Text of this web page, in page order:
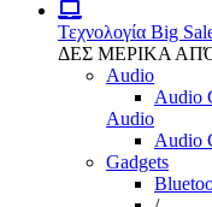
Τεχνολογία Big
ΔΕΣ ΜΕΡΙΚΑ
Audio
Audio
Audio
Audio
Gadgets